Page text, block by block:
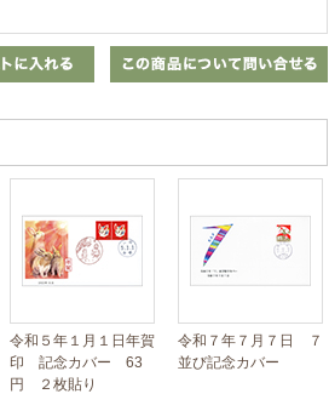
令和５年１月１日年賀
印 記念カバー 63
円 ２枚貼り
令和７年７月７日 ７
並び記念カバー